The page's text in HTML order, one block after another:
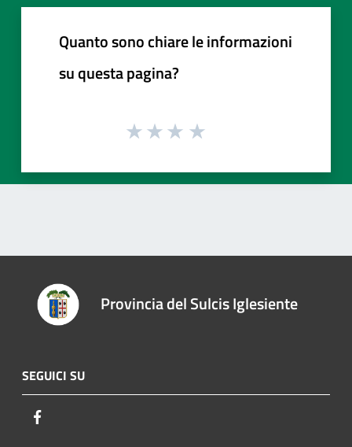
Quanto sono chiare le informazioni
su questa pagina?
Provincia del Sulcis Iglesiente
SEGUICI SU